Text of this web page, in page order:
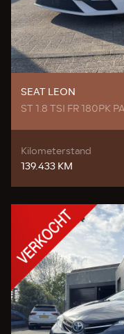
SEAT LEON
ST 1.8 TSI FR 180PK
Kilometerstand
139.433 KM